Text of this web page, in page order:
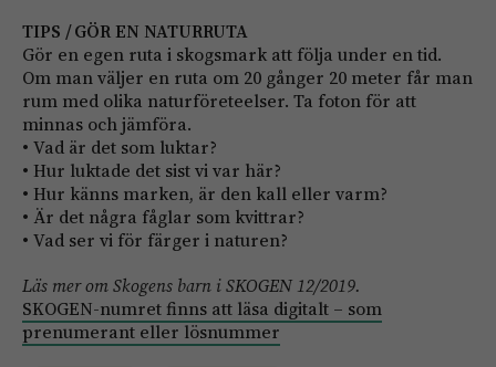
TIPS / GÖR EN NATURRUTA
Gör en egen ruta i skogsmark att följa under en tid.
Om man väljer en ruta om 20 gånger 20 meter får man
rum med olika naturföre­teelser. Ta foton för att
minnas och jämföra.
• Vad är det som luktar?
• Hur luktade det sist vi var här?
• Hur känns marken, är den kall eller varm?
• Är det några fåglar som kvittrar?
• Vad ser vi för färger i naturen?
Läs mer om Skogens barn i SKOGEN 12/2019.
SKOGEN-numret finns att läsa digitalt – som
prenumerant eller lösnummer